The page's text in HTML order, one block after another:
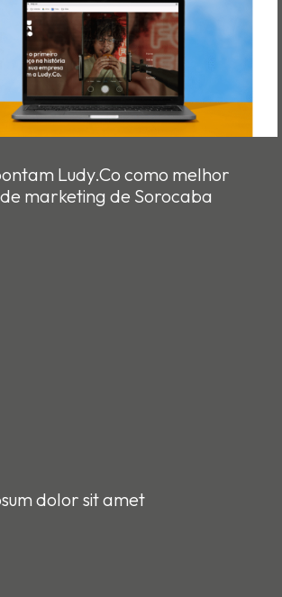
Ludy.Co como melhor
marketing de Sorocaba
dolor sit amet